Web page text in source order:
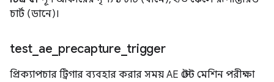
চার্ট (ডানে)।
test ae precapture trigger
প্রিক্যাপচার ট্রিগার ব্যবহার করার সময় AE স্টেট মেশিন পরীক্ষা